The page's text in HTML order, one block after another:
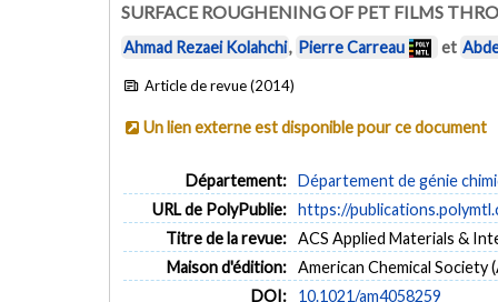
SURFACE ROUGHENING OF PET FILMS
Ahmad Rezaei Kolahchi, Pierre Carreau et
Article de revue (2014)
Un lien externe est disponible pour ce document
Département: Département de génie
URL de PolyPublie: https://
Titre de la revue: ACS Applied Materials &
Maison d'édition: American Chemical Society
DOI:
10.1021/am4058259